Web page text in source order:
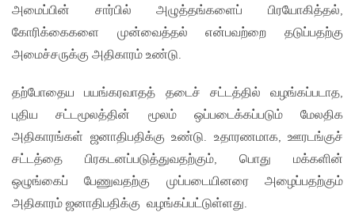
அமைப்பின் சார்பில் அழுத்தங்களைப் பிரயோகித்தல்,
கோரிக்கைகளை முன்வைத்தல் என்பவற்றை தடுப்பதற்கு
அமைச்சருக்கு அதிகாரம் உண்டு.
தற்போதைய பயங்கரவாதத் தடைச் சட்டத்தில் வழங்கப்படாத,
புதிய சட்டமூலத்தின் மூலம் ஒப்படைக்கப்படும் மேலதிக
அதிகாரங்கள் ஜனாதிபதிக்கு உண்டு. உதாரணமாக, ஊரடங்குச்
சட்டத்தை பிரகடனப்படுத்துவதற்கும், பொது மக்களின்
ஒழுங்கைப் பேணுவதற்கு முப்படையினரை அழைப்பதற்கும்
அதிகாரம் ஜனாதிபதிக்கு வழங்கப்பட்டுள்ளது.